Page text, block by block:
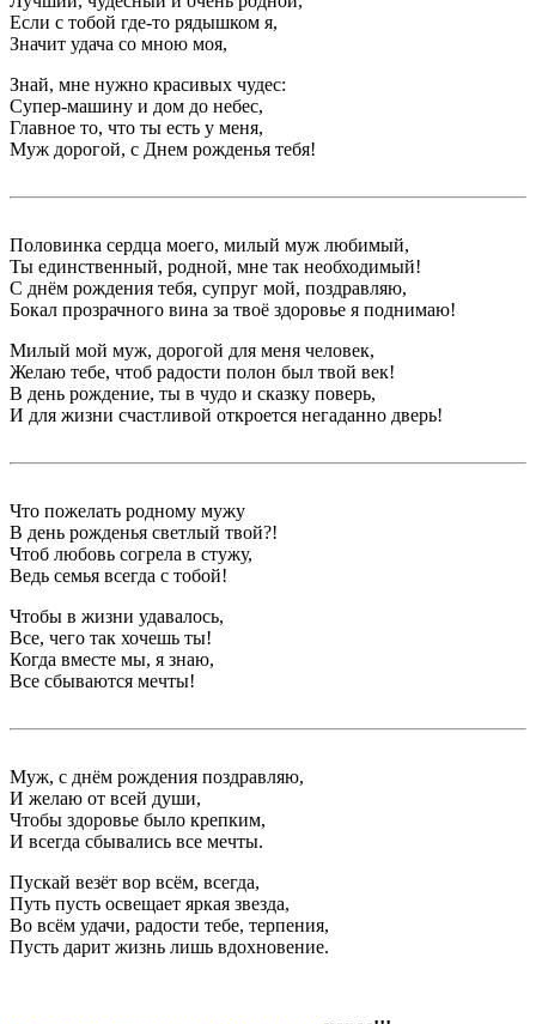
Если с тобой где-то рядышком я,
Значит удача со мною моя,
Знай, мне нужно красивых чудес:
Супер-машину и дом до небес,
Главное то, что ты есть у меня,
Муж дорогой, с Днем рожденья тебя!
Половинка сердца моего, милый муж любимый,
Ты единственный, родной, мне так необходимый!
С днём рождения тебя, супруг мой, поздравляю,
Бокал прозрачного вина за твоё здоровье я поднимаю!
Милый мой муж, дорогой для меня человек,
Желаю тебе, чтоб радости полон был твой век!
В день рождение, ты в чудо и сказку поверь,
И для жизни счастливой откроется негаданно дверь!
Что пожелать родному мужу
В день рожденья светлый твой?!
Чтоб любовь согрела в стужу,
Ведь семья всегда с тобой!
Чтобы в жизни удавалось,
Все, чего так хочешь ты!
Когда вместе мы, я знаю,
Все сбываются мечты!
Муж, с днём рождения поздравляю,
И желаю от всей души,
Чтобы здоровье было крепким,
И всегда сбывались все мечты.
Пускай везёт вор всём, всегда,
Путь пусть освещает яркая звезда,
Во всём удачи, радости тебе, терпения,
Пусть дарит жизнь лишь вдохновение.